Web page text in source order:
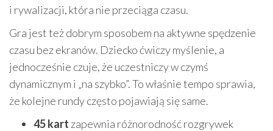
i rywalizacji, która nie przeciąga czasu.
Gra jest też dobrym sposobem na aktywne spędzenie
czasu bez ekranów. Dziecko ćwiczy myślenie, a
jednocześnie czuje, że uczestniczy w czymś
dynamicznym i „na szybko”. To właśnie tempo sprawia,
że kolejne rundy często pojawiają się same.
45 kart zapewnia różnorodność rozgrywek